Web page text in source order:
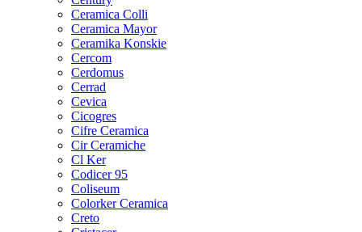
Ceramica Colli
Ceramica Mayor
Ceramika Konskie
Cercom
Cerdomus
Cerrad
Cevica
Cicogres
Cifre Ceramica
Cir Ceramiche
Cl Ker
Codicer 95
Coliseum
Colorker Ceramica
Creto